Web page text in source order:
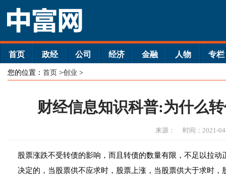
首页 政经 公司 经济 金融 人物 专栏
您的位置： 首页 >创业 >
财经信息知识科普:为什么
来源： 时间：2021-
股票涨跌不受转债的影响，而且转债的数量有限，不足以拉
决定的，当股票供不应求时，股票上涨，当股票供大于求时，